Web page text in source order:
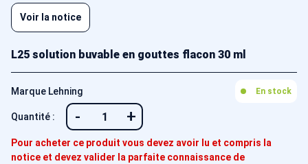
Voir la notice
L25 solution buvable en gouttes flacon 30 ml
Marque Lehning En stock
Quantité : - +
Pour acheter ce produit vous devez avoir lu et compris la
notice et devez valider la parfaite connaissance de